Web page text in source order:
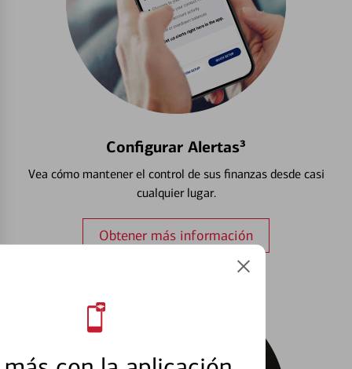
Configurar Alertas³
Vea cómo mantener el control de sus finanzas desde casi
cualquier lugar.
Obtener más información